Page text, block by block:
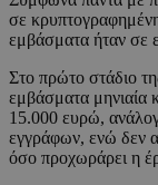
σε
εμβάσματα ήταν σε
Στο πρώτο στάδιο
εμβάσματα μηνιαία
15.000 ευρώ,
εγγράφων, ενώ δεν
όσο προχωράρει η